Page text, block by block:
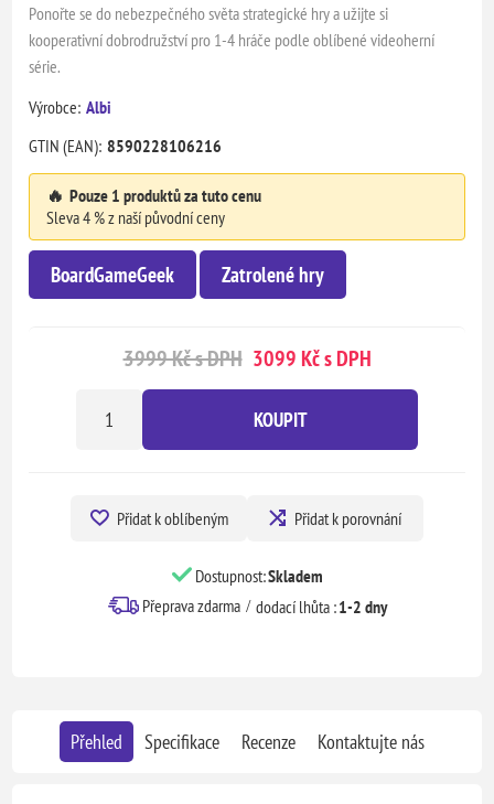
Ponořte se do nebezpečného světa strategické hry a užijte si
kooperativní dobrodružství pro 1-4 hráče podle oblíbené videoherní
série.
Výrobce: Albi
GTIN (EAN): 8590228106216
🔥 Pouze 1 produktů za tuto cenu
Sleva 4 % z naší původní ceny
BoardGameGeek Zatrolené hry
3999 Kč s DPH 3099 Kč s DPH
KOUPIT
Přidat k oblíbeným Přidat k porovnání
Dostupnost:Skladem
Přeprava zdarma
dodací lhůta :1-2 dny
Přehled Specifikace Recenze Kontaktujte nás